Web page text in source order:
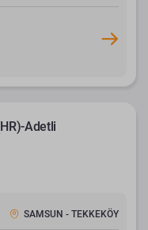
Adetli
SAMSUN - TEKKEKÖY